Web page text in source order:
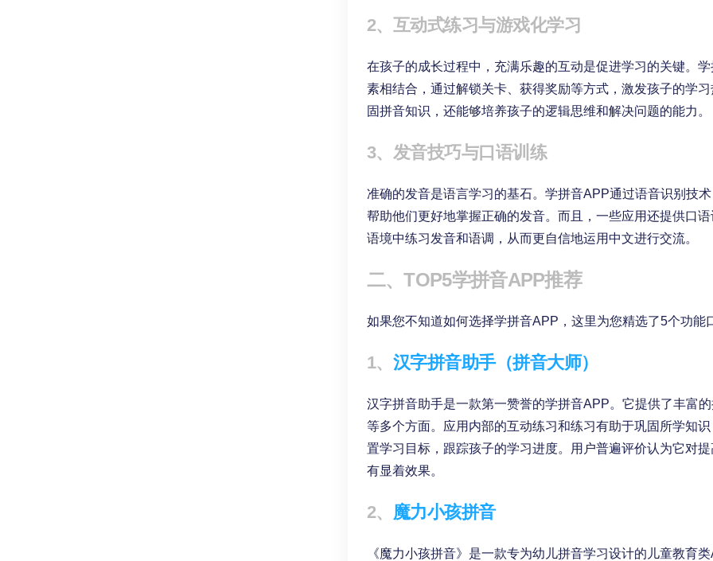
2、互动式练习与游戏化学习
在孩子的成长过程中，充满乐趣的互动是促进学习的关键。
素相结合，通过解锁关卡、获得奖励等方式，激发孩子的学
固拼音知识，还能够培养孩子的逻辑思维和解决问题的能力。
3、发音技巧与口语训练
准确的发音是语言学习的基石。学拼音APP通过语音识别技
帮助他们更好地掌握正确的发音。而且，一些应用还提供口
语境中练习发音和语调，从而更自信地运用中文进行交流。
二、TOP5学拼音APP推荐
如果您不知道如何选择学拼音APP，这里为您精选了5个功能
1、 汉字拼音助手（拼音大师）
汉字拼音助手是一款第一赞誉的学拼音APP。它提供了丰富
等多个方面。应用内部的互动练习和练习有助于巩固所学知
置学习目标，跟踪孩子的学习进度。用户普遍评价认为它对
有显着效果。
2、 魔力小孩拼音
《魔力小孩拼音》是一款专为幼儿拼音学习设计的儿童教育